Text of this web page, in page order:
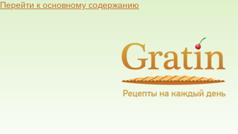
Перейти к основному содержанию